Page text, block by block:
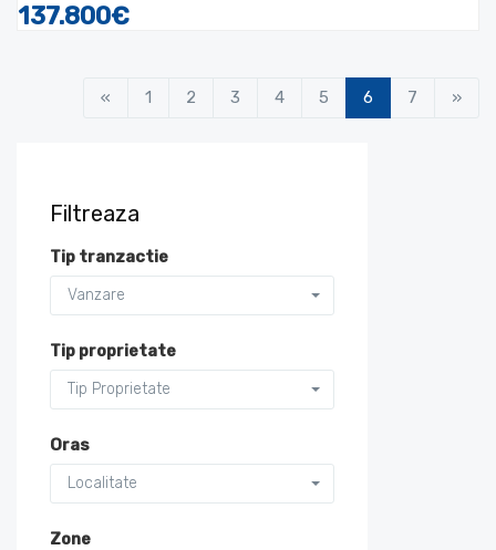
137.800€
« 1 2 3 4 5 6 7 »
Filtreaza
Tip tranzactie
Vanzare
Tip proprietate
Tip Proprietate
Oras
Localitate
Zone